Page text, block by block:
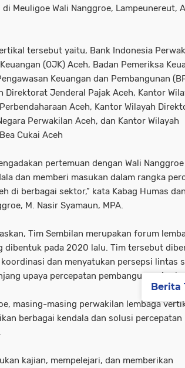
di Meuligoe Wali Nanggroe, Lampeunereut,
tersebut yaitu, Bank Indonesia
(OJK) Aceh, Badan Pemeriksa
Keuangan dan Pembangunan
Direktorat Jenderal Pajak Aceh, Kantor
Aceh, Kantor Wilayah
Perwakilan Aceh, dan Kantor Wilayah
Cukai Aceh
pertemuan dengan Wali
dan memberi masukan dalam rangka
di berbagai sektor,” kata Kabag Humas dan
M. Nasir Syamaun, MPA.
Tim Sembilan merupakan forum
dibentuk pada 2020 lalu. Tim tersebut
dan menyatukan persepsi lintas
upaya percepatan pembangunan Aceh.
masing-masing perwakilan lembaga
berbagai kendala dan solusi percepatan
kajian, mempelejari, dan memberikan
Berita